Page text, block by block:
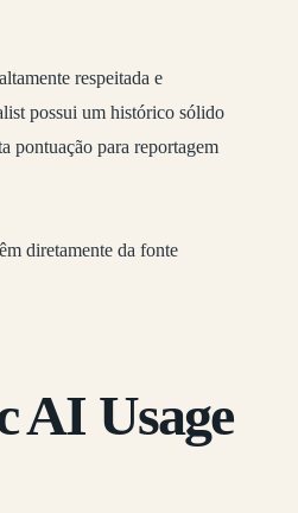
respeitada e
possui um histórico sólido
pontuação para reportagem
diretamente da fonte
AI Usage